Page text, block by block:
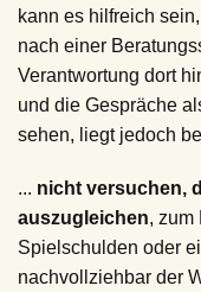
kann es hilfreich
nach einer
Verantwortung dort
und die Gespräche
sehen, liegt jedoch
... nicht versuchen,
auszugleichen, zum
Spielschulden oder
nachvollziehbar der